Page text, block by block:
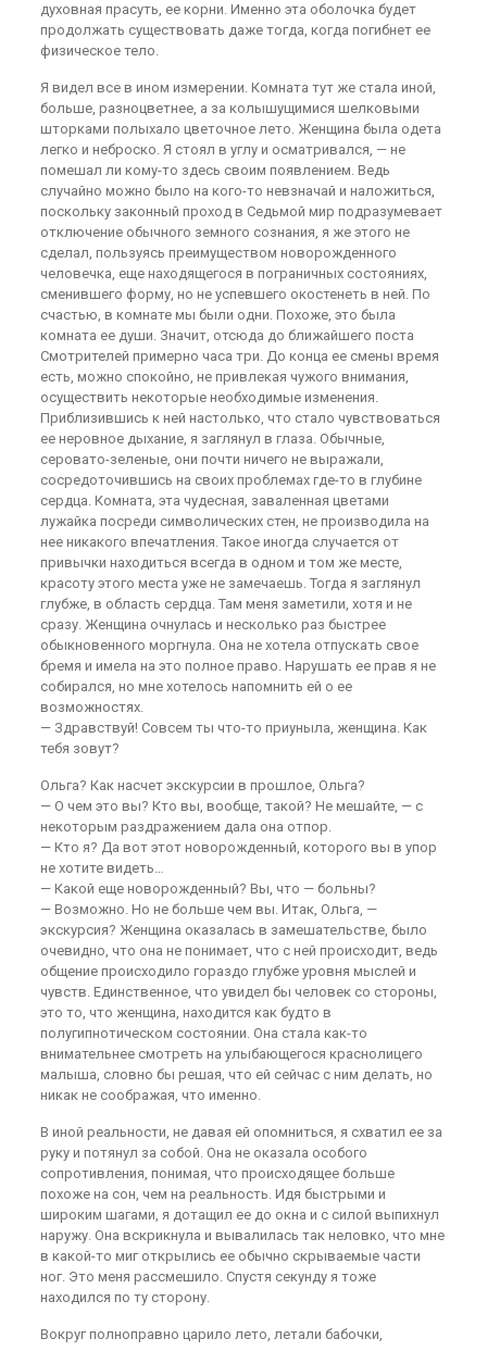
духовная прасуть, ее корни. Именно эта оболочка будет
продолжать существовать даже тогда, когда погибнет ее
физическое тело.
Я видел все в ином измерении. Комната тут же стала иной,
больше, разноцветнее, а за колышущимися шелковыми
шторками полыхало цветочное лето. Женщина была одета
легко и неброско. Я стоял в углу и осматривался, — не
помешал ли кому-то здесь своим появлением. Ведь
случайно можно было на кого-то невзначай и наложиться,
поскольку законный проход в Седьмой мир подразумевает
отключение обычного земного сознания, я же этого не
сделал, пользуясь преимуществом новорожденного
человечка, еще находящегося в пограничных состояниях,
сменившего форму, но не успевшего окостенеть в ней. По
счастью, в комнате мы были одни. Похоже, это была
комната ее души. Значит, отсюда до ближайшего поста
Смотрителей примерно часа три. До конца ее смены время
есть, можно спокойно, не привлекая чужого внимания,
осуществить некоторые необходимые изменения.
Приблизившись к ней настолько, что стало чувствоваться
ее неровное дыхание, я заглянул в глаза. Обычные,
серовато-зеленые, они почти ничего не выражали,
сосредоточившись на своих проблемах где-то в глубине
сердца. Комната, эта чудесная, заваленная цветами
лужайка посреди символических стен, не производила на
нее никакого впечатления. Такое иногда случается от
привычки находиться всегда в одном и том же месте,
красоту этого места уже не замечаешь. Тогда я заглянул
глубже, в область сердца. Там меня заметили, хотя и не
сразу. Женщина очнулась и несколько раз быстрее
обыкновенного моргнула. Она не хотела отпускать свое
бремя и имела на это полное право. Нарушать ее прав я не
собирался, но мне хотелось напомнить ей о ее
возможностях.
— Здравствуй! Совсем ты что-то приуныла, женщина. Как
тебя зовут?
Ольга? Как насчет экскурсии в прошлое, Ольга?
— О чем это вы? Кто вы, вообще, такой? Не мешайте, — с
некоторым раздражением дала она отпор.
— Кто я? Да вот этот новорожденный, которого вы в упор
не хотите видеть…
— Какой еще новорожденный? Вы, что — больны?
— Возможно. Но не больше чем вы. Итак, Ольга, —
экскурсия? Женщина оказалась в замешательстве, было
очевидно, что она не понимает, что с ней происходит, ведь
общение происходило гораздо глубже уровня мыслей и
чувств. Единственное, что увидел бы человек со стороны,
это то, что женщина, находится как будто в
полугипнотическом состоянии. Она стала как-то
внимательнее смотреть на улыбающегося краснолицего
малыша, словно бы решая, что ей сейчас с ним делать, но
никак не соображая, что именно.
В иной реальности, не давая ей опомниться, я схватил ее за
руку и потянул за собой. Она не оказала особого
сопротивления, понимая, что происходящее больше
похоже на сон, чем на реальность. Идя быстрыми и
широким шагами, я дотащил ее до окна и с силой выпихнул
наружу. Она вскрикнула и вывалилась так неловко, что мне
в какой-то миг открылись ее обычно скрываемые части
ног. Это меня рассмешило. Спустя секунду я тоже
находился по ту сторону.
Вокруг полноправно царило лето, летали бабочки,